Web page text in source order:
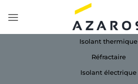
au
Isolant thermique
Réfractaire
Isolant électrique